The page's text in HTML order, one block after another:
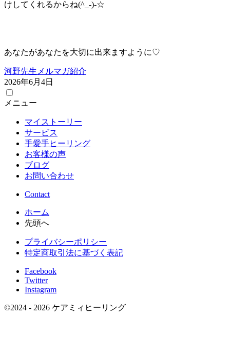
けしてくれるからね(^_-)-☆
あなたがあなたを大切に出来ますように♡
河野先生メルマガ紹介
2026年6月4日
メニュー
マイストーリー
サービス
手愛手ヒーリング
お客様の声
ブログ
お問い合わせ
Contact
ホーム
先頭へ
プライバシーポリシー
特定商取引法に基づく表記
Facebook
Twitter
Instagram
©2024 - 2026 ケアミィヒーリング